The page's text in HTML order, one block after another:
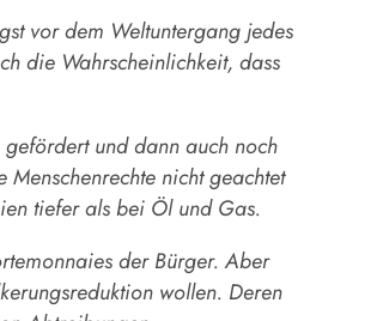
vor dem Weltuntergang jedes
die Wahrscheinlichkeit, dass
und dann auch noch
nicht geachtet
tiefer als bei Öl und Gas.
der Bürger. Aber
wollen. Deren